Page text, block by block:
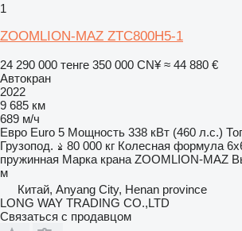
1
ZOOMLION-MAZ ZTC800H5-1
24 290 000 тенге 350 000 CN¥ ≈ 44 880 €
Автокран
2022
9 685 км
689 м/ч
Евро Euro 5 Мощность 338 кВт (460 л.с.)
Грузопод.
80 000 кг Колесная формула
пружинная Марка крана ZOOMLION-MAZ
м
Китай, Anyang City, Henan province
LONG WAY TRADING CO.,LTD
Связаться с продавцом